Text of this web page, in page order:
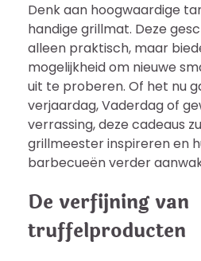
Denk aan hoogwaardige
handige grillmat. Deze
alleen praktisch, maar
mogelijkheid om nieuwe
uit te proberen. Of het nu
verjaardag, Vaderdag of
verrassing, deze cadeaus
grillmeester inspireren en
barbecueën verder
De verfijning van
truffelproducten